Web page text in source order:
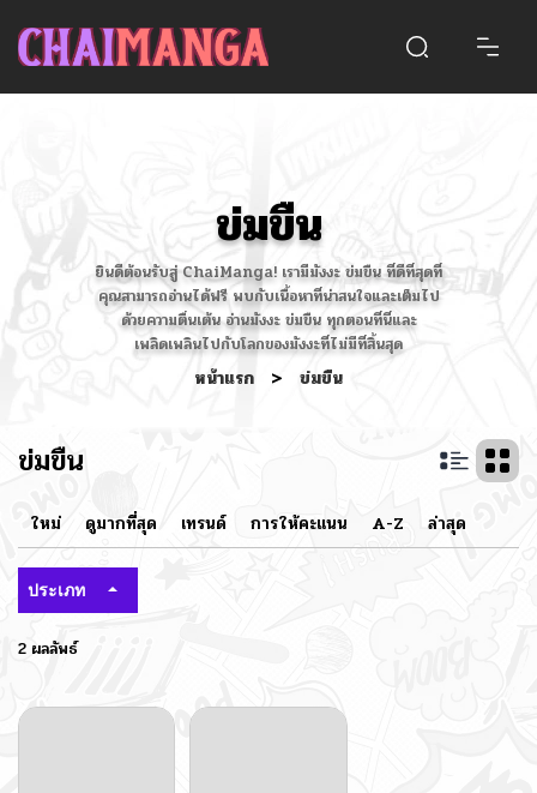
ข่มขืน
ยินดีต้อนรับสู่ ChaiManga! เรามีมังงะ ข่มขืน ที่ดีที่สุดที่
คุณสามารถอ่านได้ฟรี พบกับเนื้อหาที่น่าสนใจและเต็มไป
ด้วยความตื่นเต้น อ่านมังงะ ข่มขืน ทุกตอนที่นี่และ
เพลิดเพลินไปกับโลกของมังงะที่ไม่มีที่สิ้นสุด
หน้าแรก > ข่มขืน
ข่มขืน
ใหม่ ดูมากที่สุด เทรนด์ การให้คะแนน A-Z ล่าสุด
ประเภท
2 ผลลัพธ์